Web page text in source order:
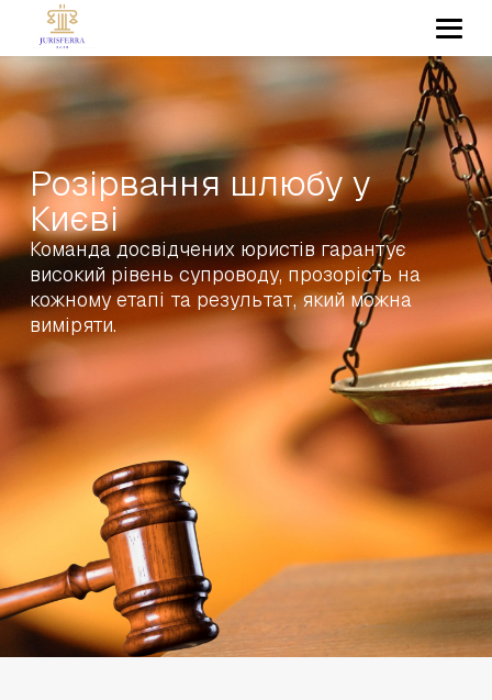
Розірвання шлюбу у
Києві
Команда досвідчених юристів гарантує
високий рівень супроводу, прозорість на
кожному етапі та результат, який можна
виміряти.